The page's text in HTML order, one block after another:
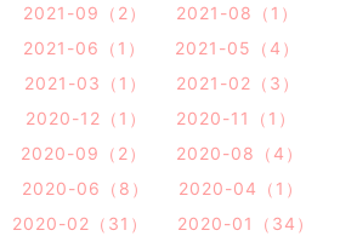
2021-09（2）
2021-08（1）
2021-06（1）
2021-05（4）
2021-03（1）
2021-02（3）
2020-12（1）
2020-11（1）
2020-09（2）
2020-08（4）
2020-06（8）
2020-04（1）
2020-02（31）
2020-01（34）